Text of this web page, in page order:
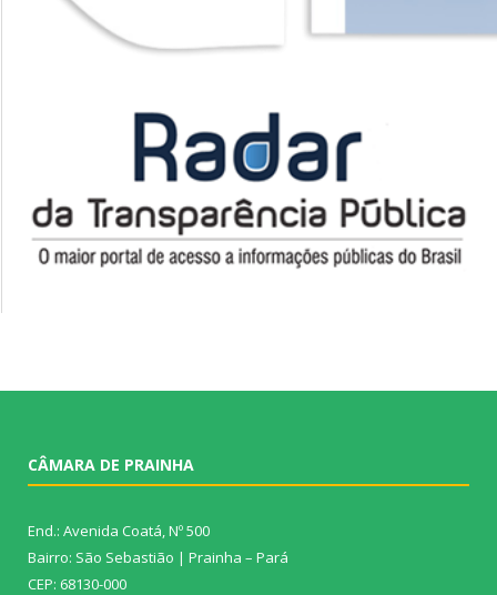
CÂMARA DE PRAINHA
End.: Avenida Coatá, Nº 500
Bairro: São Sebastião | Prainha – Pará
CEP: 68130-000